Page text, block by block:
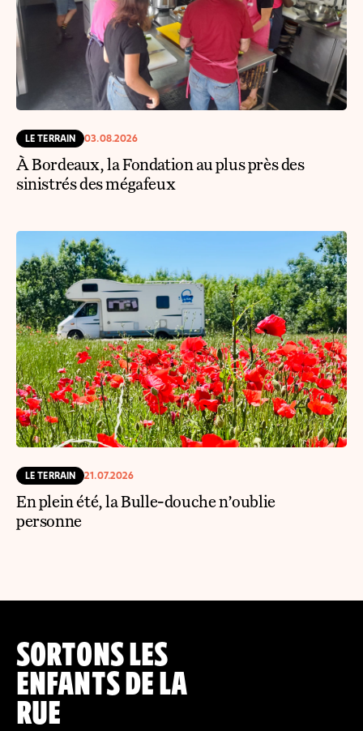
LE TERRAIN 03.08.2026
À Bordeaux, la Fondation au plus près des
sinistrés des mégafeux
LE TERRAIN 21.07.2026
En plein été, la Bulle-douche n’oublie
personne
SORTONS LES
ENFANTS DE LA
RUE